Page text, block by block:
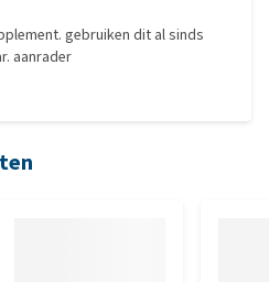
gebruiken dit al sinds
aanrader